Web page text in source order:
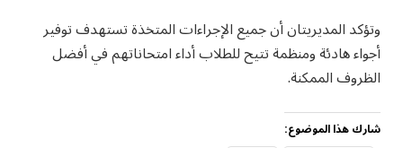
وتؤكد المديريتان أن جميع الإجراءات المتخذة تستهدف توفير
أجواء هادئة ومنظمة تتيح للطلاب أداء امتحاناتهم في أفضل
الظروف الممكنة.
شارك هذا الموضوع: